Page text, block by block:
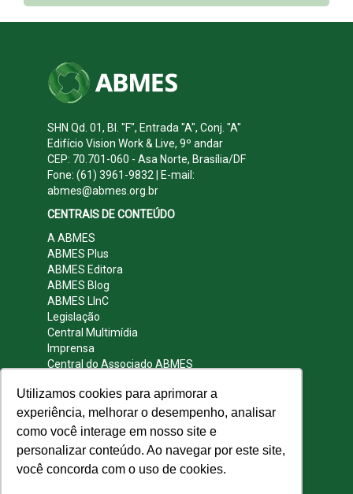
Utilizamos cookies para aprimorar a
experiência, melhorar o desempenho, analisar
como você interage em nosso site e
personalizar conteúdo. Ao navegar por este site,
você concorda com o uso de cookies.
SHN Qd. 01, Bl. "F", Entrada "A", Conj. "A"
Edifício Vision Work & Live, 9º andar
CEP: 70.701-060 - Asa Norte, Brasília/DF
Fone: (61) 3961-9832 | E-mail:
abmes@abmes.org.br
CENTRAIS DE CONTEÚDO
A ABMES
ABMES Plus
ABMES Editora
ABMES Blog
ABMES LInC
Legislação
Central Multimídia
Imprensa
Central do Associado ABMES